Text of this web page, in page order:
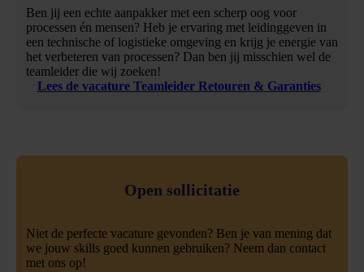
Ben jij een echte aanpakker met een scherp oog voor
processen én mensen? Heb je ervaring met leidinggeven in
een technische of logistieke omgeving en krijg je energie van
het verbeteren van processen? Dan ben jij misschien wel de
teamleider die wij zoeken!
Lees de vacature Teamleider Retouren & Garanties
Open sollicitatie
Niet de perfecte vacature gevonden? Ben je van mening dat
we jouw skills goed kunnen gebruiken? Neem dan contact
met ons op!